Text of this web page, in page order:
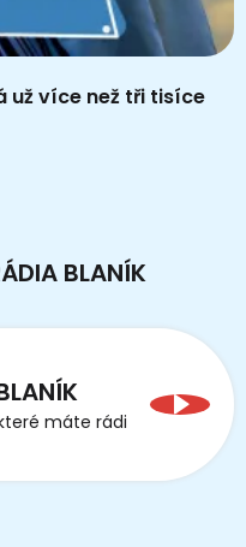
už více než tři tisíce
BLANÍK
máte rádi